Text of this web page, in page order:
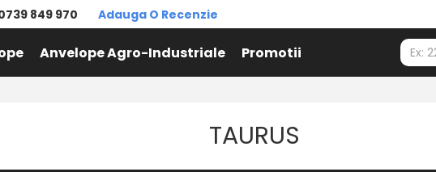
849 970 Adauga O Recenzie
Anvelope Agro-Industriale Promotii
TAURUS